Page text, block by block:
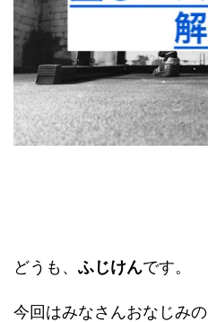
どうも、 ふじけんです。
今回はみなさんおなじみの